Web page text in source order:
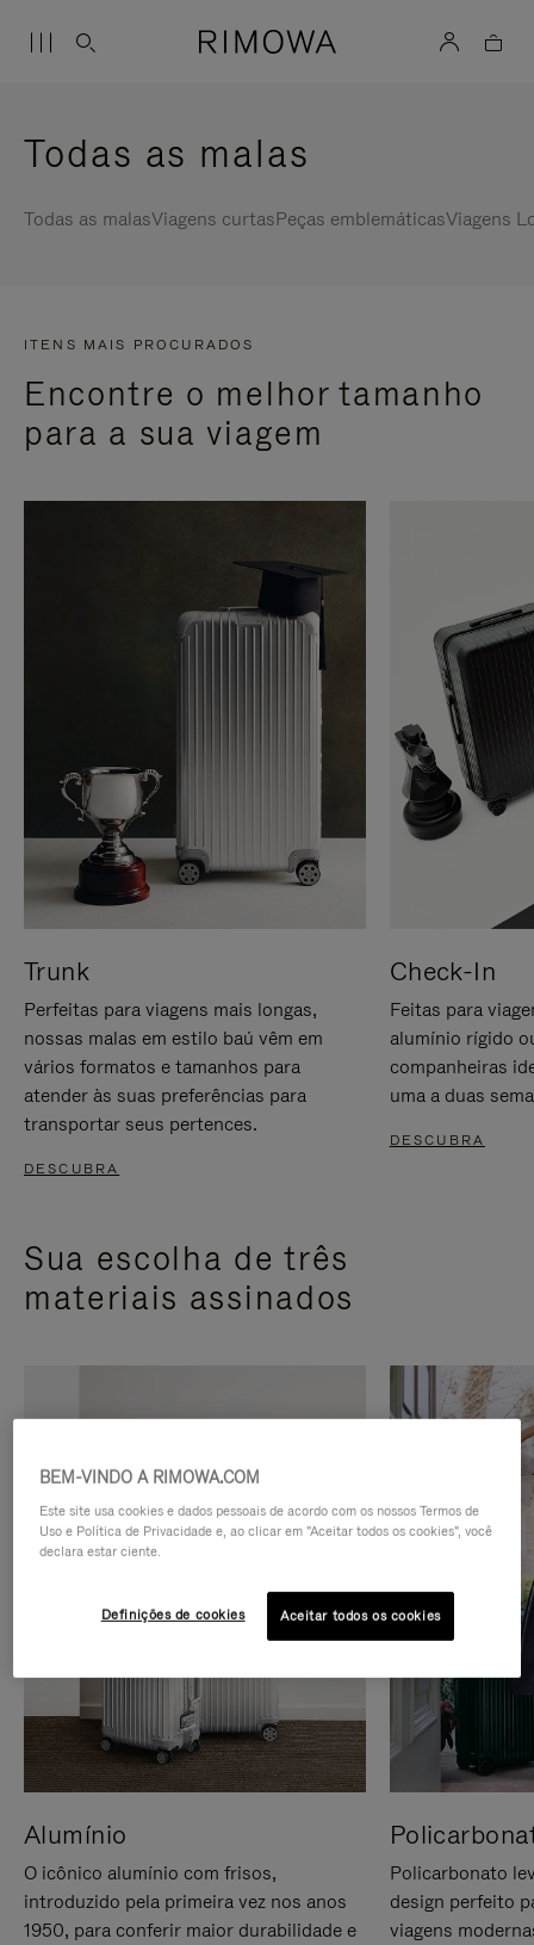
Todas as malas
Todas as malasViagens curtasPeças emblemáticasViagens
ITENS MAIS PROCURADOS
Encontre o melhor tamanho
para a sua viagem
Trunk
Perfeitas para viagens mais longas,
nossas malas em estilo baú vêm em
vários formatos e tamanhos para
atender às suas preferências para
transportar seus pertences.
DESCUBRA
Check-In
Feitas para
alumínio rígido
companheiras
uma a duas
DESCUBRA
Sua escolha de três
materiais assinados
Alumínio
O icônico alumínio com frisos,
introduzido pela primeira vez nos anos
1950, para conferir maior durabilidade e
Policarbonato
design perfeito
viagens
BEM-VINDO A RIMOWA.COM
Este site usa cookies e dados pessoais de acordo com os nossos Termos de
Uso e Política de Privacidade e, ao clicar em "Aceitar todos os cookies", você
declara estar ciente.
Definições de cookies Aceitar todos os cookies